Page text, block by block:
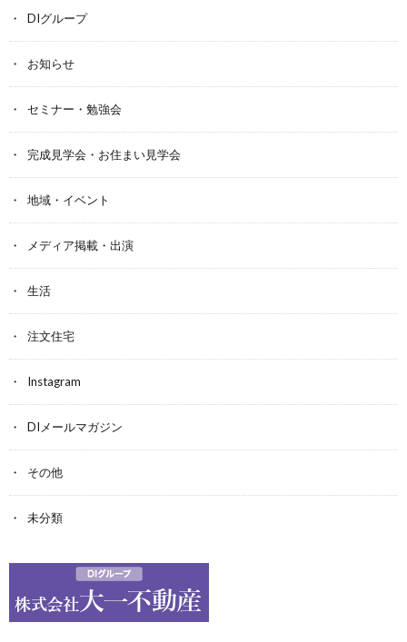
DIグループ
お知らせ
セミナー・勉強会
完成見学会・お住まい見学会
地域・イベント
メディア掲載・出演
生活
注文住宅
Instagram
DIメールマガジン
その他
未分類